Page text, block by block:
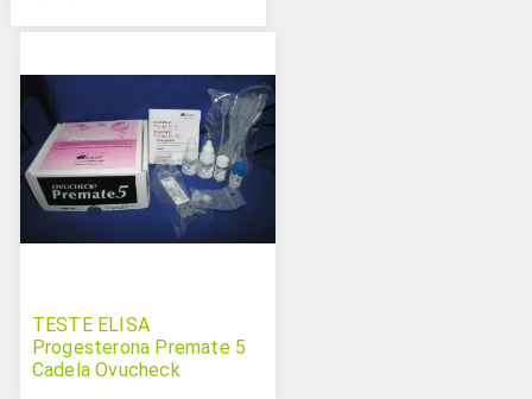
TESTE ELISA
Progesterona Premate 5
Cadela Ovucheck